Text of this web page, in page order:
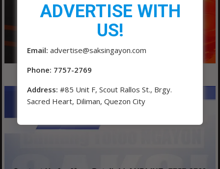
ADVERTISE WITH
US!
Email: advertise@saksingayon.com
Phone: 7757-2769
Address: #85 Unit F, Scout Rallos St., Brgy.
Sacred Heart, Diliman, Quezon City